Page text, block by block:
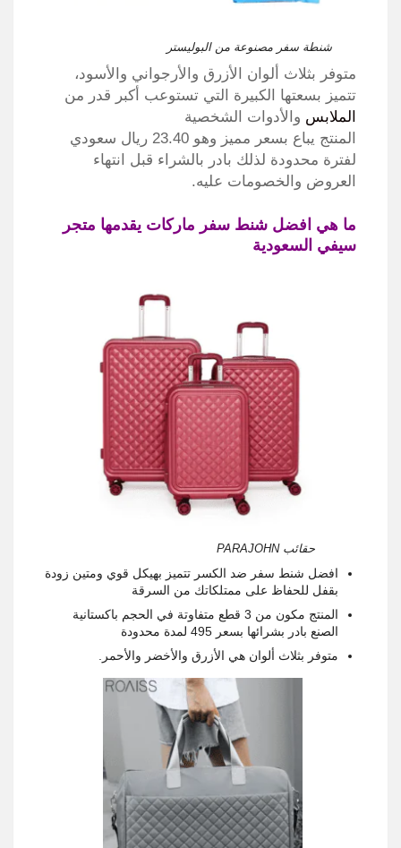
شنطة سفر مصنوعة من البوليستر
متوفر بثلاث ألوان الأزرق والأرجواني والأسود،
تتميز بسعتها الكبيرة التي تستوعب أكبر قدر من
الملابس والأدوات الشخصية
المنتج يباع بسعر مميز وهو 23.40 ريال سعودي
لفترة محدودة لذلك بادر بالشراء قبل انتهاء
العروض والخصومات عليه.
ما هي افضل شنط سفر ماركات يقدمها متجر
سيفي السعودية
حقائب PARAJOHN
افضل شنط سفر ضد الكسر تتميز بهيكل قوي ومتين زودة
بقفل للحفاظ على ممتلكاتك من السرقة
المنتج مكون من 3 قطع متفاوتة في الحجم باكستانية
الصنع بادر بشرائها بسعر 495 لمدة محدودة
متوفر بثلاث ألوان هي الأزرق والأخضر والأحمر.